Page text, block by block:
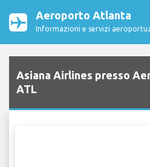
Aeroporto Atlanta
Informazioni e servizi
Asiana Airlines presso
ATL